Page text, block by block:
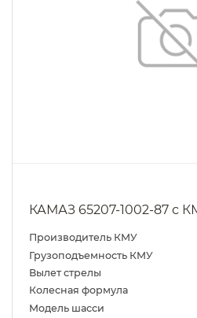
КАМАЗ 65207-1002-87 с
Производитель КМУ
Грузоподъемность КМУ
Вылет стрелы
Колесная формула
Модель шасси